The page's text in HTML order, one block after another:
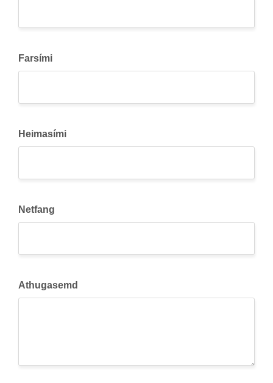
Farsími
Heimasími
Netfang
Athugasemd